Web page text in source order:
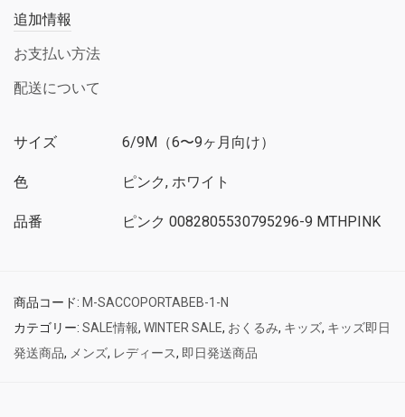
追加情報
お支払い方法
配送について
サイズ 6/9M（6〜9ヶ月向け）
色 ピンク, ホワイト
品番 ピンク 0082805530795296-9 MTHPINK
商品コード: M-SACCOPORTABEB-1-N
カテゴリー: SALE情報, WINTER SALE, おくるみ, キッズ, キッズ即日
発送商品, メンズ, レディース, 即日発送商品